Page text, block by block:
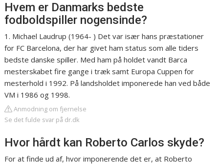
Hvem er Danmarks bedste
fodboldspiller nogensinde?
1. Michael Laudrup (1964- ) Det var især hans præstationer
for FC Barcelona, der har givet ham status som alle tiders
bedste danske spiller. Med ham på holdet vandt Barca
mesterskabet fire gange i træk samt Europa Cuppen for
mesterhold i 1992. På landsholdet imponerede han ved både
VM i 1986 og 1998.
Anmodning om fjernelse
Se det fulde svar på dr.dk
Hvor hårdt kan Roberto Carlos skyde?
For at finde ud af, hvor imponerende det er, at Roberto